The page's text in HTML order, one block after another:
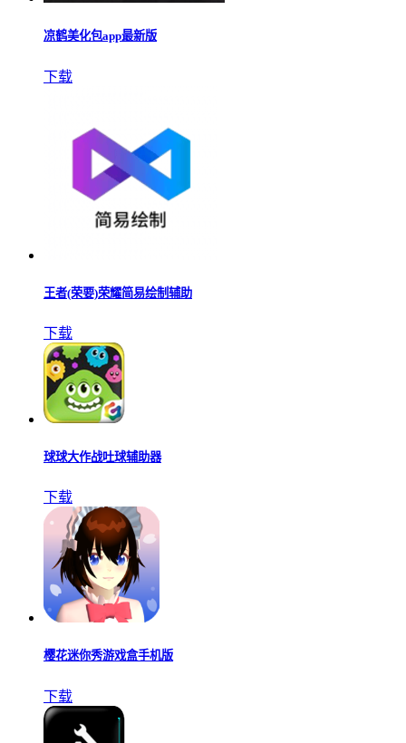
凉鹤美化包app最新版
下载
王者(荣要)荣耀简易绘制辅助
下载
球球大作战吐球辅助器
下载
樱花迷你秀游戏盒手机版
下载